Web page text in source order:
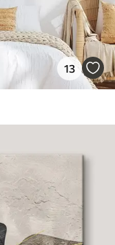
13